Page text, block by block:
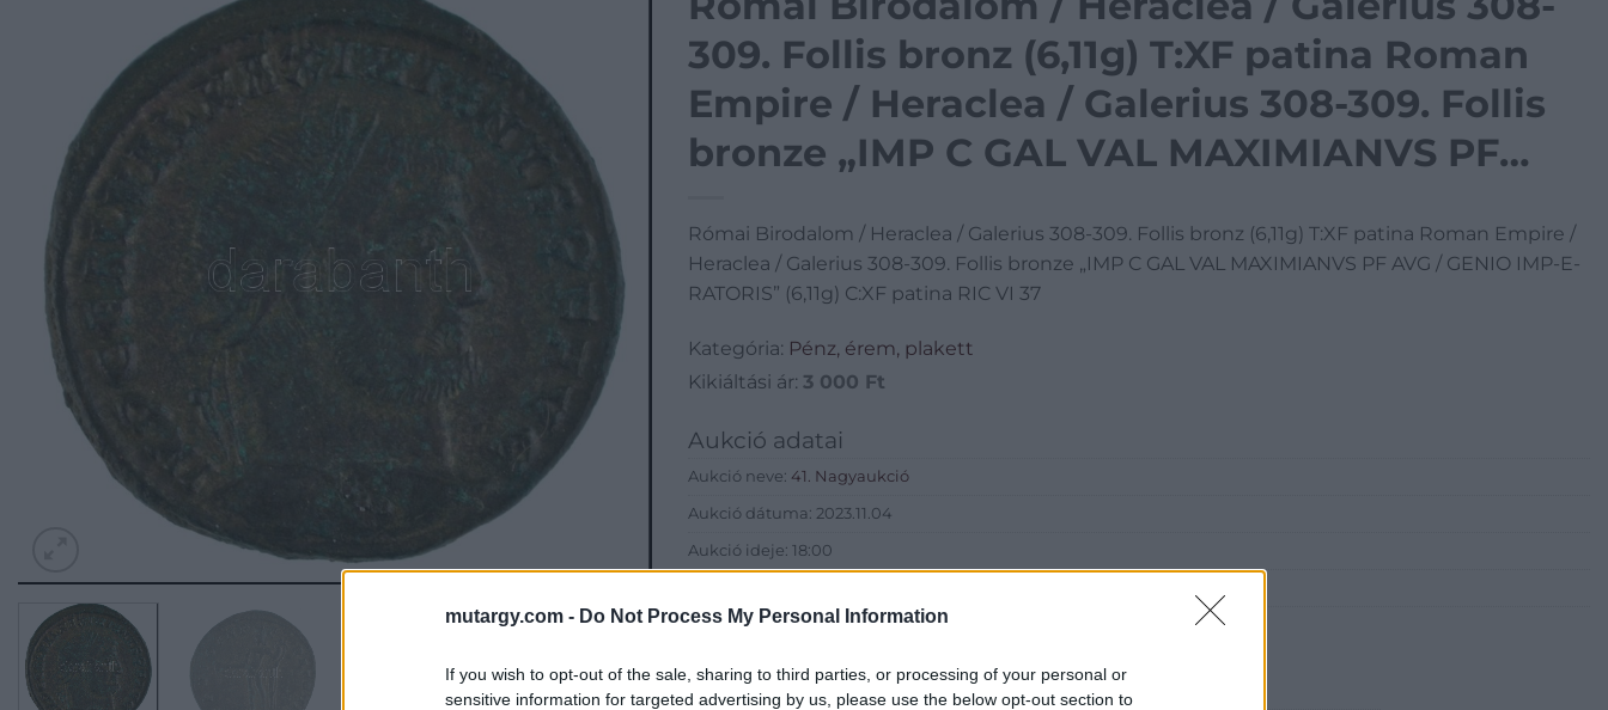
mutargy.com - Do Not Process My Personal Information
If you wish to opt-out of the sale, sharing to third parties, or processing of your personal or
sensitive information for targeted advertising by us, please use the below opt-out section to
309. Follis bronz (6,11g) T:XF patina Roman
Empire / Heraclea / Galerius 308-309. Follis
bronze „IMP C GAL VAL MAXIMIANVS PF
patina RIC VI 37
Római Birodalom / Heraclea / Galerius 308-309. Follis bronz (6,11g) T:XF patina Roman Empire /
Heraclea / Galerius 308-309. Follis bronze „IMP C GAL VAL MAXIMIANVS PF AVG / GENIO IMP-E-
RATORIS” (6,11g) C:XF patina RIC VI 37
Kategória: Pénz, érem, plakett
Kikiáltási ár: 3 000 Ft
Aukció adatai
Aukció neve: 41. Nagyaukció
Aukció dátuma: 2023.11.04
Aukció ideje: 18:00
Tételszám: 30515
Eladó adatai